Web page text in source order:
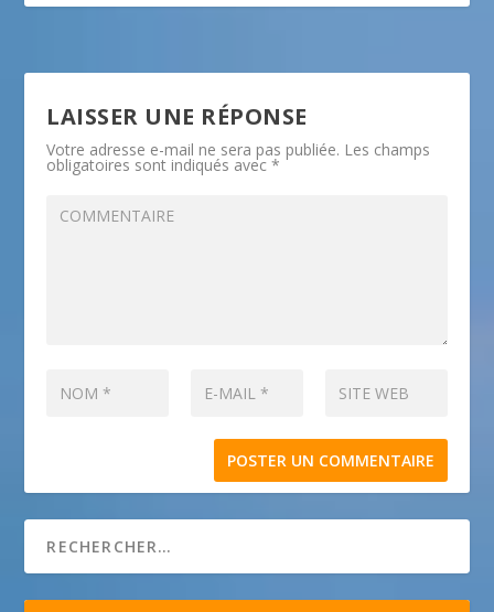
LAISSER UNE RÉPONSE
Votre adresse e-mail ne sera pas publiée. Les champs
obligatoires sont indiqués avec*